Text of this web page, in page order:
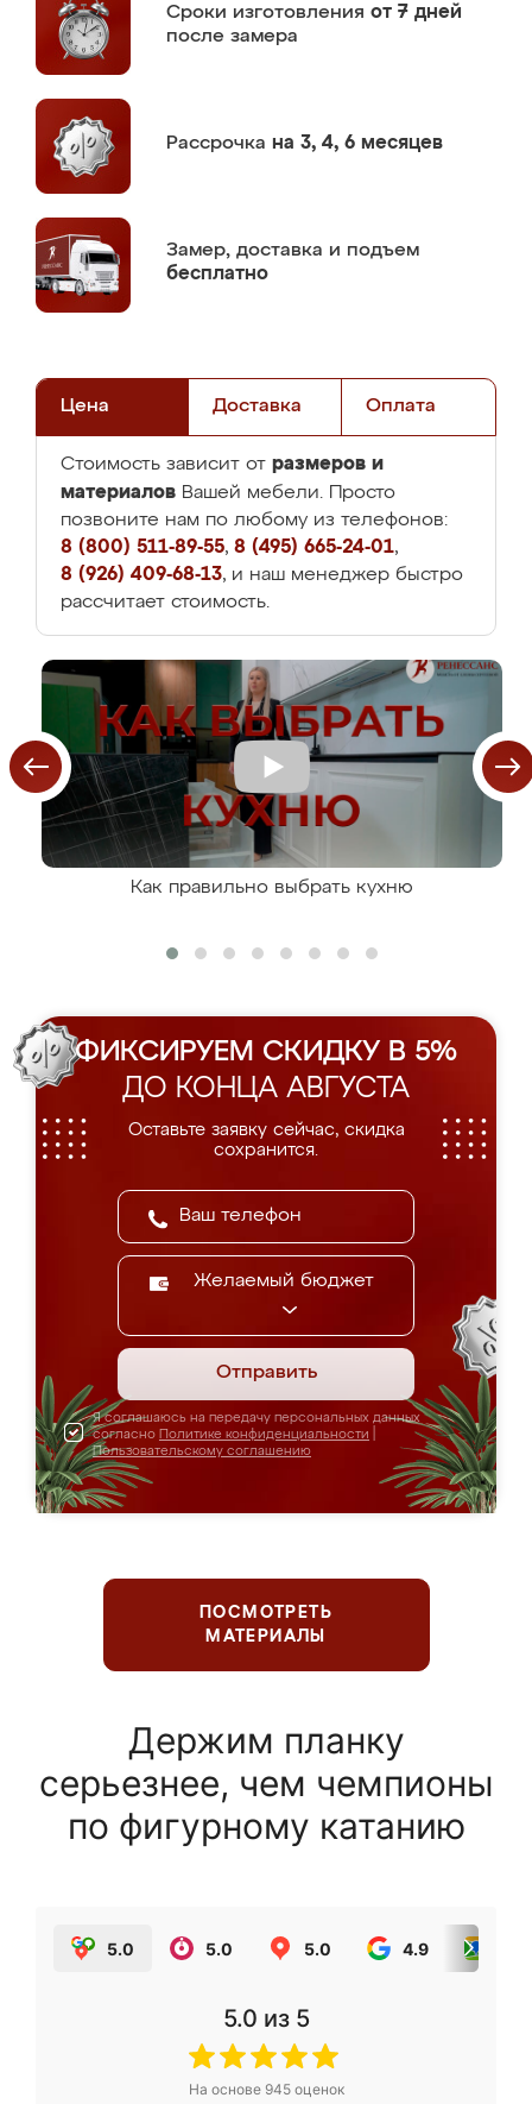
Сроки изготовления от 7 дней
после замера
Рассрочка на 3, 4, 6 месяцев
Замер, доставка и подъем
бесплатно
Цена Доставка Оплата
Стоимость зависит от размеров и
материалов Вашей мебели. Просто
позвоните нам по любому из телефонов:
8 (800) 511-89-55, 8 (495) 665-24-01,
8 (926) 409-68-13, и наш менеджер быстро
рассчитает стоимость.
Как правильно выбрать кухню
ФИКСИРУЕМ СКИДКУ В 5%
ДО КОНЦА АВГУСТА
Оставьте заявку сейчас, скидка
сохранится.
Желаемый бюджет
Отправить
Я соглашаюсь на передачу персональных данных
согласно Политике конфиденциальности
Пользовательскому соглашению
ПОСМОТРЕТЬ
МАТЕРИАЛЫ
Держим планку
серьезнее, чем чемпионы
по фигурному катанию
5.0 5.0 5.0 4.9
5.0 из 5
На основе 945оценок